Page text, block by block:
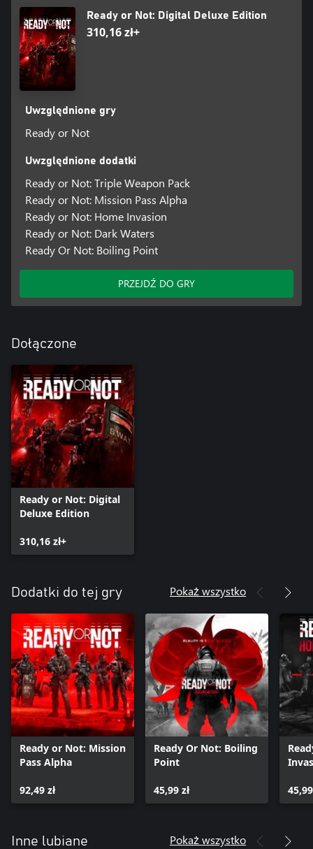
Ready or Not: Digital Deluxe Edition
310,16 zł+
Uwzględnione gry
Ready or Not
Uwzględnione dodatki
Ready or Not: Triple Weapon Pack
Ready or Not: Mission Pass Alpha
Ready or Not: Home Invasion
Ready or Not: Dark Waters
Ready Or Not: Boiling Point
PRZEJDŹ DO GRY
Dołączone
Ready or Not: Digital
Deluxe Edition
310,16 zł+
Dodatki do tej gry Pokaż wszystko
Ready or Not: Mission
Pass Alpha
92,49 zł
Ready Or Not: Boiling
Point
45,99 zł
Inne lubiane Pokaż wszystko